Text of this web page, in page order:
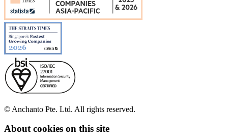
© Anchanto Pte. Ltd. All rights reserved.
About cookies on this site